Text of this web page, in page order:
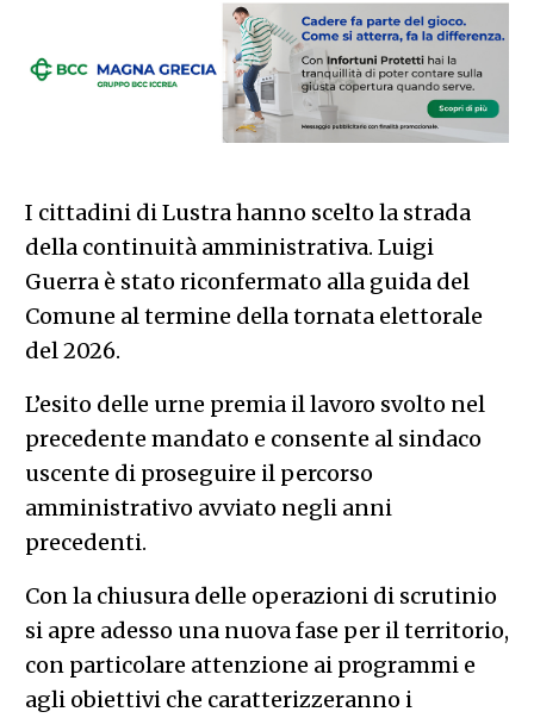
I cittadini di Lustra hanno scelto la strada
della continuità amministrativa. Luigi
Guerra è stato riconfermato alla guida del
Comune al termine della tornata elettorale
del 2026.
L’esito delle urne premia il lavoro svolto nel
precedente mandato e consente al sindaco
uscente di proseguire il percorso
amministrativo avviato negli anni
precedenti.
Con la chiusura delle operazioni di scrutinio
si apre adesso una nuova fase per il territorio,
con particolare attenzione ai programmi e
agli obiettivi che caratterizzeranno i